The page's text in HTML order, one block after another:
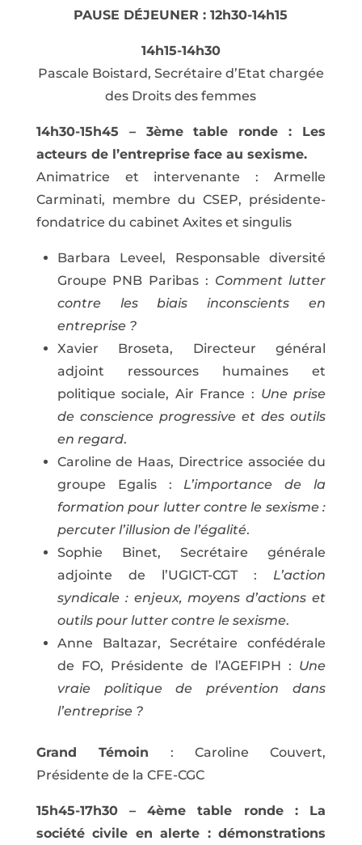
PAUSE DÉJEUNER : 12h30-14h15
14h15-14h30
Pascale Boistard, Secrétaire d’Etat chargée
des Droits des femmes
14h30-15h45 – 3ème table ronde : Les
acteurs de l’entreprise face au sexisme.
Animatrice et intervenante : Armelle
Carminati, membre du CSEP, présidente-
fondatrice du cabinet Axites et singulis
Barbara Leveel, Responsable diversité
Groupe PNB Paribas : Comment lutter
contre les biais inconscients en
entreprise ?
Xavier Broseta, Directeur général
adjoint ressources humaines et
politique sociale, Air France : Une prise
de conscience progressive et des outils
en regard.
Caroline de Haas, Directrice associée du
groupe Egalis : L’importance de la
formation pour lutter contre le sexisme :
percuter l’illusion de l’égalité.
Sophie Binet, Secrétaire générale
adjointe de l’UGICT-CGT : L’action
syndicale : enjeux, moyens d’actions et
outils pour lutter contre le sexisme.
Anne Baltazar, Secrétaire confédérale
de FO, Présidente de l’AGEFIPH : Une
vraie politique de prévention dans
l’entreprise ?
Grand Témoin : Caroline Couvert,
Présidente de la CFE-CGC
15h45-17h30 – 4ème table ronde : La
société civile en alerte : démonstrations